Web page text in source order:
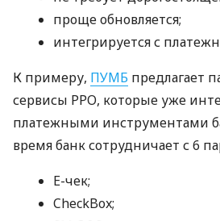
проще обновляется;
интегрируется с
К примеру, ПУМБ предлагает
сервисы РРО, которые уже
платежными инструментами
время банк сотрудничает с 6
E-чек;
CheckBox;